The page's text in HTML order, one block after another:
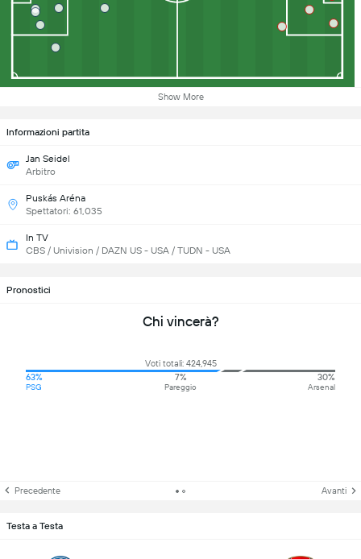
Show More
Informazioni partita
Jan Seidel
Arbitro
Puskás Aréna
Spettatori: 61,035
In TV
CBS / Univision / DAZN US - USA / TUDN - USA
Pronostici
Chi vincerà?
Voti totali: 424,945
63%
PSG
7%
Pareggio
30%
Arsenal
Precedente Avanti
Testa a Testa